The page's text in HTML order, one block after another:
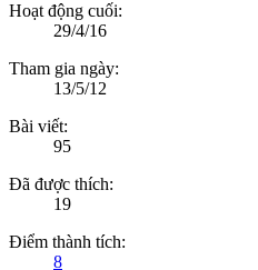
Hoạt động cuối:
29/4/16
Tham gia ngày:
13/5/12
Bài viết:
95
Đã được thích:
19
Điểm thành tích:
8